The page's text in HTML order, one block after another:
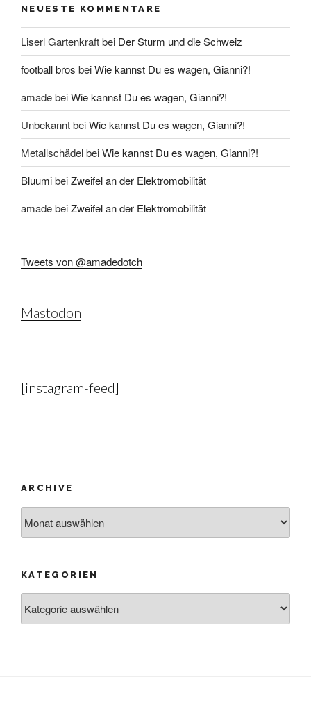
NEUESTE KOMMENTARE
Liserl Gartenkraftbei Der Sturm und die Schweiz
football bros beiWie kannst Du es wagen, Gianni?!
amadebeiWie kannst Du es wagen, Gianni?!
UnbekanntbeiWie kannst Du es wagen, Gianni?!
MetallschädelbeiWie kannst Du es wagen, Gianni?!
BluumibeiZweifel an der Elektromobilität
amadebeiZweifel an der Elektromobilität
Tweets von @amadedotch
Mastodon
[instagram-feed]
ARCHIVE
KATEGORIEN